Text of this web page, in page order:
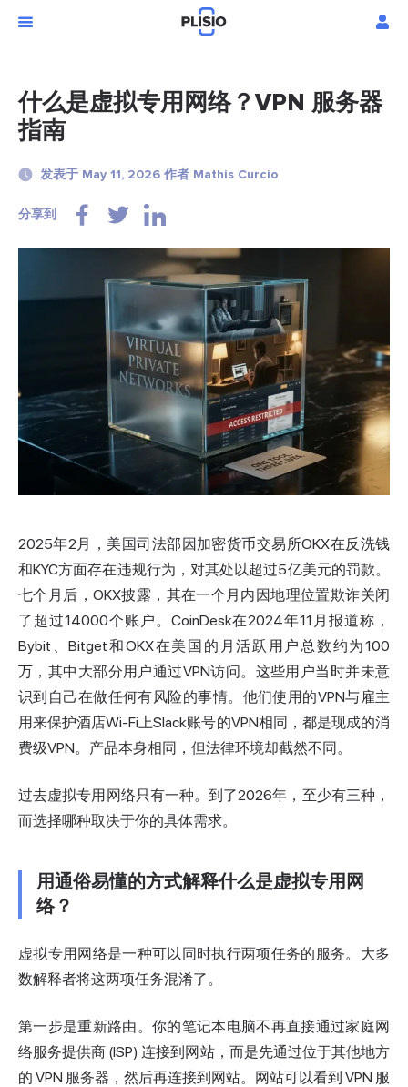
什么是虚拟专用网络？VPN 服务器
指南
发表于 May 11, 2026 作者 Mathis Curcio
分享到
2025年2月，美国司法部因加密货币交易所OKX在反洗钱
和KYC方面存在违规行为，对其处以超过5亿美元的罚款。
七个月后，OKX披露，其在一个月内因地理位置欺诈关闭
了超过14000个账户。CoinDesk在2024年11月报道称，
Bybit、Bitget和OKX在美国的月活跃用户总数约为100
万，其中大部分用户通过VPN访问。这些用户当时并未意
识到自己在做任何有风险的事情。他们使用的VPN与雇主
用来保护酒店Wi-Fi上Slack账号的VPN相同，都是现成的消
费级VPN。产品本身相同，但法律环境却截然不同。
过去虚拟专用网络只有一种。到了2026年，至少有三种，
而选择哪种取决于你的具体需求。
用通俗易懂的方式解释什么是虚拟专用网
络？
虚拟专用网络是一种可以同时执行两项任务的服务。大多
数解释者将这两项任务混淆了。
第一步是重新路由。你的笔记本电脑不再直接通过家庭网
络服务提供商 (ISP) 连接到网站，而是先通过位于其他地方
的 VPN 服务器，然后再连接到网站。网站可以看到 VPN 服